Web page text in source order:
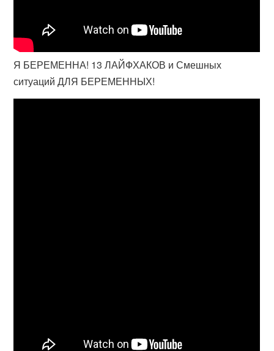
Я БЕРЕМЕННА! 13 ЛАЙФХАКОВ и Смешных
ситуаций ДЛЯ БЕРЕМЕННЫХ!